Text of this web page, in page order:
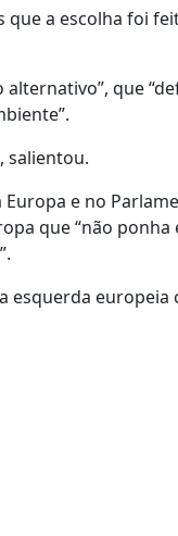
a escolha foi
que
salientou.
e no
que “não ponha
europeia